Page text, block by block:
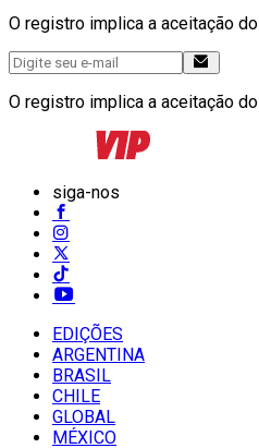
O registro implica a aceitação do
O registro implica a aceitação do
siga-nos
EDIÇÕES
ARGENTINA
BRASIL
CHILE
GLOBAL
MÉXICO